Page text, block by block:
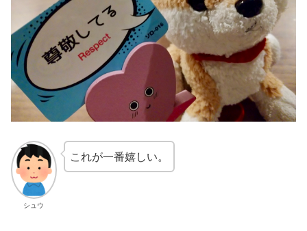
シュウ
これが一番嬉しい。